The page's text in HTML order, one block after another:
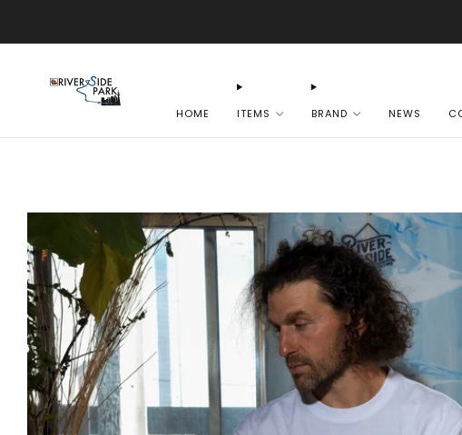
HOME ITEMS BRAND NEWS